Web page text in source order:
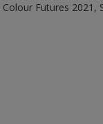
Futures 2021,